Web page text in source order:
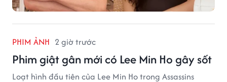
PHIM ẢNH 2 giờ trước
Phim giật gân mới có Lee Min Ho gây sốt
Loạt hình đầu tiên của Lee Min Ho trong Assassins